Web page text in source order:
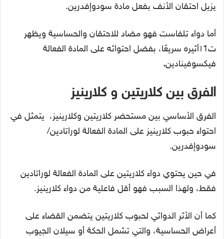
يزيل احتقان الأنف بفعل مادة سودوإفدرين.
أما دواء تلفاست فهو مضاد للاحتقان والحساسية ويظهر
ت١1أثيره سريعًا، بفضل احتوائه على المادة الفعالة
فيكسوفينادين.
الفرق بين كلاريتين و كلارينيز
الفرق الأساسي بين مستحضر كلاريتين وكلارينيز، يتمثل في
احتواء حبوب كلارينيز على المادة الفعالة لوراتادين/
سودوإفدرين.
في حين يحتوي دواء كلاريتين على المادة الفعالة لوراتادين
فقط، ولهذا السبب فهو أقل فاعلية من دواء كلارينيز.
كما أن الأثر الدوائي لحبوب كلاريتين يتضمن القضاء على
أعراض الحساسية، والتي تشمل الحكة أو سيلان الجيوب